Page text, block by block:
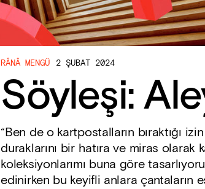
RÂNÂ MENGÜ 2 ŞUBAT 2024
Söyleşi:
“Ben de o kartpostalların bıraktığı
duraklarını bir hatıra ve miras olarak
koleksiyonlarımı buna göre
edinirken bu keyifli anlara çantaların